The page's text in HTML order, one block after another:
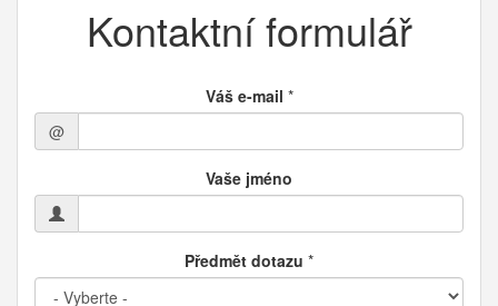
Kontaktní formulář
Váš e-mail *
@
Vaše jméno
Předmět dotazu *